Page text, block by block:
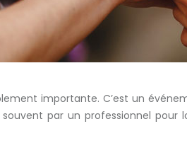
importante. C’est un
par un professionnel